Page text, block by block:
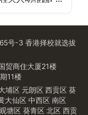
号-3 香港择校就选拔
贸商住大厦21楼
11楼
埔区 元朗区 西贡区 葵
大仙区 中西区 南区
观塘区 葵青区 北区 西贡